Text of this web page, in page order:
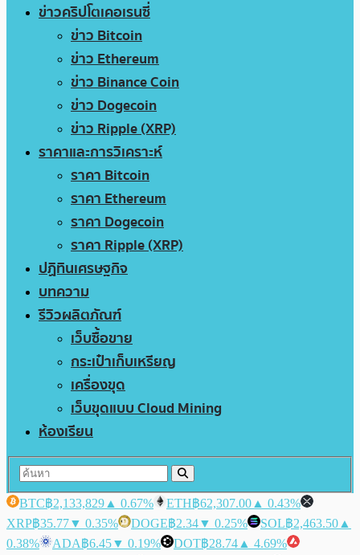
ข่าวคริปโตเคอเรนซี่
ข่าว Bitcoin
ข่าว Ethereum
ข่าว Binance Coin
ข่าว Dogecoin
ข่าว Ripple (XRP)
ราคาและการวิเคราะห์
ราคา Bitcoin
ราคา Ethereum
ราคา Dogecoin
ราคา Ripple (XRP)
ปฏิทินเศรษฐกิจ
บทความ
รีวิวผลิตภัณฑ์
เว็บซื้อขาย
กระเป๋าเก็บเหรียญ
เครื่องขุด
เว็บขุดแบบ Cloud Mining
ห้องเรียน
BTC฿2,133,829 ▲ 0.67% ETH฿62,307.00 ▲ 0.43%
XRP฿35.77▼ 0.35% DOGE฿2.34▼ 0.25% SOL฿2,463.50 ▲
0.38%
ADA฿6.45▼ 0.19% DOT฿28.74 ▲ 4.69%